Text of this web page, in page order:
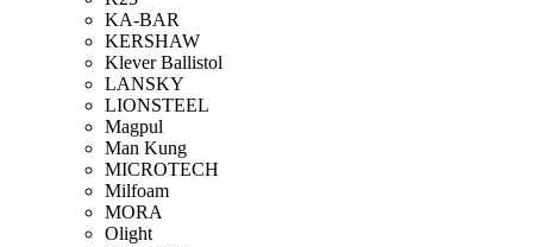
KA-BAR
KERSHAW
Klever Ballistol
LANSKY
LIONSTEEL
Magpul
Man Kung
MICROTECH
Milfoam
MORA
Olight